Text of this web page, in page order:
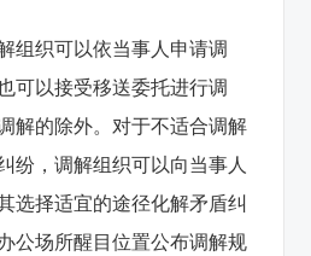
组织可以依当事人申请调
可以接受移送委托进行调
解的除外。对于不适合调解
纷，调解组织可以向当事人
选择适宜的途径化解矛盾纠
公场所醒目位置公布调解规